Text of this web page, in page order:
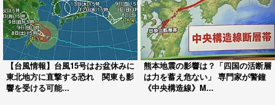
【台風情報】台風15号はお盆休みに
東北地方に直撃する恐れ 関東も影
響を受ける可能...
熊本地震の影響は？「四国の活断層
は力を蓄え危ない」 専門家が警鐘
《中央構造線》M...